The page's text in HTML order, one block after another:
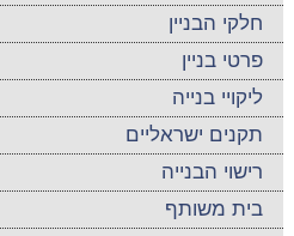
חלקי הבניין
פרטי בניין
ליקויי בנייה
תקנים ישראליים
רישוי הבנייה
בית משותף